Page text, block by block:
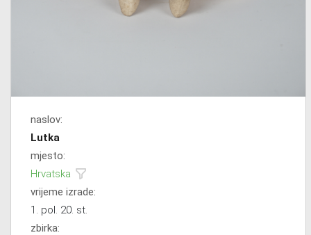
naslov:
Lutka
mjesto:
Hrvatska
vrijeme izrade:
1. pol. 20. st.
zbirka: